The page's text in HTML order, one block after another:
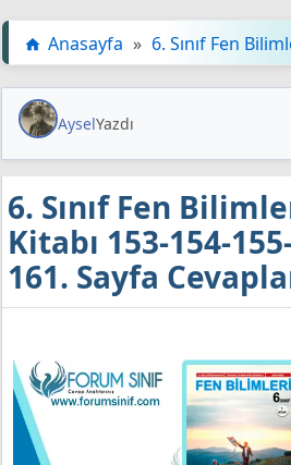
Anasayfa » 6. Sınıf Fen
AyselYazdı
6. Sınıf Fen
Kitabı 153-154-
161. Sayfa